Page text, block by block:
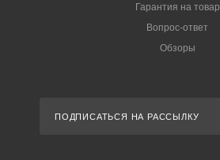
Гарантия на товар
Вопрос-ответ
Обзоры
ПОДПИСАТЬСЯ НА РАССЫЛКУ